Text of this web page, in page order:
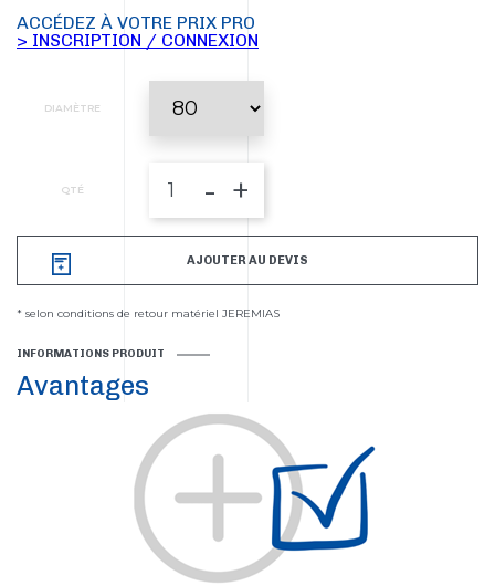
ACCÉDEZ À VOTRE PRIX PRO
> INSCRIPTION / CONNEXION
DIAMÈTRE
QTÉ - +
AJOUTER AU DEVIS
* selon conditions de retour matériel JEREMIAS
INFORMATIONS PRODUIT
Avantages